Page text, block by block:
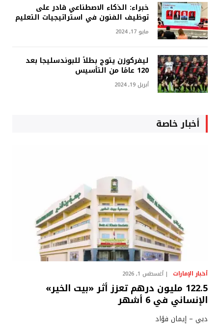
خبراء: الذكاء الاصطناعي قادر على
توظيف الفنون في استراتيجيات التعليم
مايو 17, 2024
ليفركوزن يتوج بطلاً للبوندسليجا بعد
120 عامًا من التأسيس
أبريل 19, 2024
أخبار خاصة
أخبار الإمارات أغسطس 1, 2026
122.5 مليون درهم تعزز أثر «بيت الخير»
الإنساني في 6 أشهر
دبي – إيمان فؤاد